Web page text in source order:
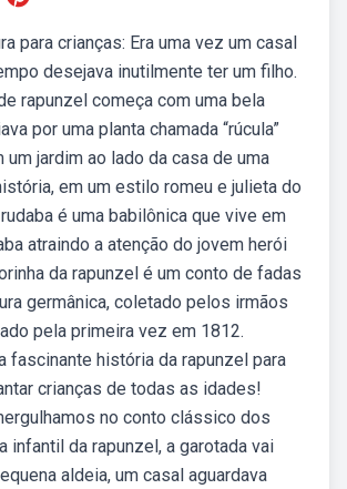
para crianças: Era uma vez um casal
desejava inutilmente ter um filho.
rapunzel começa com uma bela
por uma planta chamada “rúcula”
um jardim ao lado da casa de uma
em um estilo romeu e julieta do
é uma babilônica que vive em
atraindo a atenção do jovem herói
da rapunzel é um conto de fadas
germânica, coletado pelos irmãos
pela primeira vez em 1812.
fascinante história da rapunzel para
crianças de todas as idades!
no conto clássico dos
infantil da rapunzel, a garotada vai
aldeia, um casal aguardava